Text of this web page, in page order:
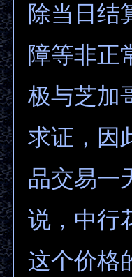
除当日结
障等非正
极与芝加
求证，因
品交易一
说，中行
这个价格